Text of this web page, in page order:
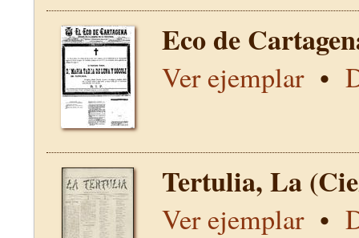
Eco de
Ver ejemplar•
Tertulia, La
Ver ejemplar•